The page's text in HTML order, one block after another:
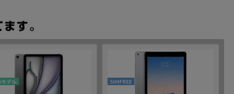
デル SIMFREE